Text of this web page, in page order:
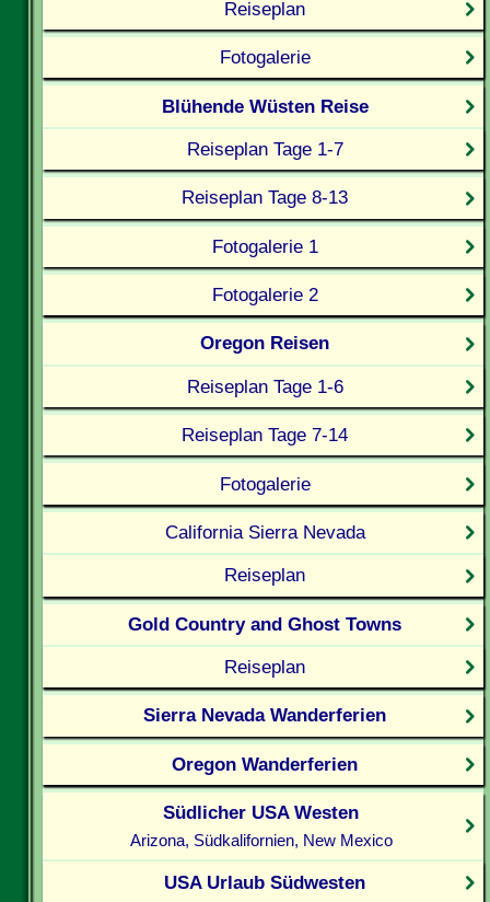
Reiseplan
Fotogalerie
Blühende Wüsten Reise
Reiseplan Tage 1-7
Reiseplan Tage 8-13
Fotogalerie 1
Fotogalerie 2
Oregon Reisen
Reiseplan Tage 1-6
Reiseplan Tage 7-14
Fotogalerie
California Sierra Nevada
Reiseplan
Gold Country and Ghost Towns
Reiseplan
Sierra Nevada Wanderferien
Oregon Wanderferien
Südlicher USA Westen
Arizona, Südkalifornien, New Mexico
USA Urlaub Südwesten